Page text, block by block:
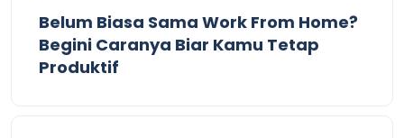
Belum Biasa Sama Work From Home?
Begini Caranya Biar Kamu Tetap
Produktif